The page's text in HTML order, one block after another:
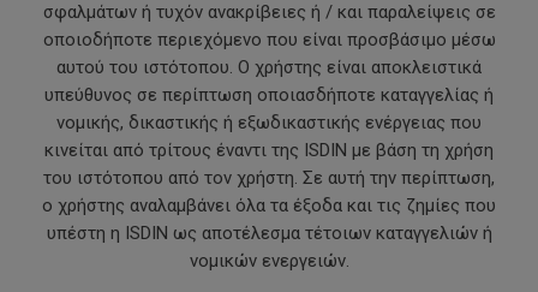
σφαλμάτων ή τυχόν ανακρίβειες ή / και παραλείψεις σε
οποιοδήποτε περιεχόμενο που είναι προσβάσιμο μέσω
αυτού του ιστότοπου. Ο χρήστης είναι αποκλειστικά
υπεύθυνος σε περίπτωση οποιασδήποτε καταγγελίας ή
νομικής, δικαστικής ή εξωδικαστικής ενέργειας που
κινείται από τρίτους έναντι της ISDIN με βάση τη χρήση
του ιστότοπου από τον χρήστη. Σε αυτή την περίπτωση,
ο χρήστης αναλαμβάνει όλα τα έξοδα και τις ζημίες που
υπέστη η ISDIN ως αποτέλεσμα τέτοιων καταγγελιών ή
νομικών ενεργειών.